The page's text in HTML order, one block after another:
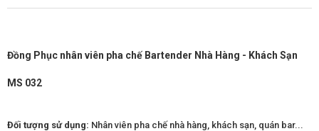
Đồng Phục nhân viên pha chế Bartender Nhà Hàng - Khách Sạn
MS 032
Đối tượng sử dụng: Nhân viên pha chế nhà hàng, khách sạn, quán bar...